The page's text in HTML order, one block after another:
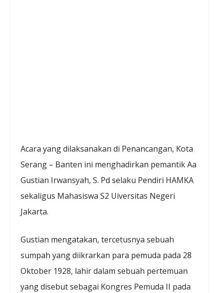
Acara yang dilaksanakan di Penancangan, Kota
Serang – Banten ini menghadirkan pemantik Aa
Gustian Irwansyah, S. Pd selaku Pendiri HAMKA
sekaligus Mahasiswa S2 Uiversitas Negeri
Jakarta.
Gustian mengatakan, tercetusnya sebuah
sumpah yang diikrarkan para pemuda pada 28
Oktober 1928, lahir dalam sebuah pertemuan
yang disebut sebagai Kongres Pemuda II pada